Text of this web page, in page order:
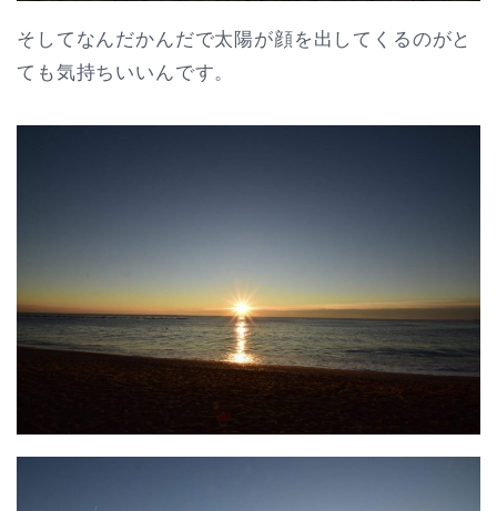
そしてなんだかんだで太陽が顔を出してくるのがと
ても気持ちいいんです。